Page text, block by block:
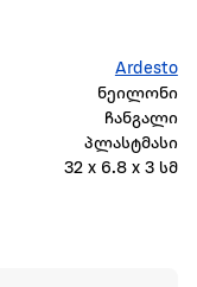
Ardesto
ნეილონი
ჩანგალი
პლასტმასი
32 x 6.8 x 3 სმ